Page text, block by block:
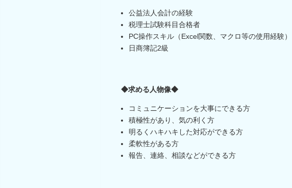
公益法人会計の経験
税理士試験科目合格者
PC操作スキル（Excel関数、マクロ等の使用経験）
日商簿記2級
◆求める人物像◆
コミュニケーションを大事にできる方
積極性があり、気の利く方
明るくハキハキした対応ができる方
柔軟性がある方
報告、連絡、相談などができる方